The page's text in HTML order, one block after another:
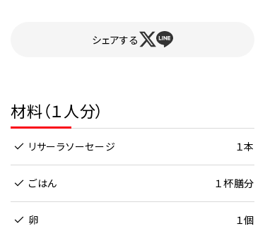
シェアする
材料（１人分）
リサーラソーセージ １本
ごはん １杯膳分
卵 １個